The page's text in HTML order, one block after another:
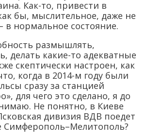
Как-то, привести в
бы, мыслительное, даже не
в нормальное состояние.
размышлять,
делать какие-то адекватные
скептически настроен, как
когда в 2014-м году были
сразу за станцией
для чего это сделано, я до
Не понятно, в Киеве
дивизия ВДВ поедет
Симферополь–Мелитополь?